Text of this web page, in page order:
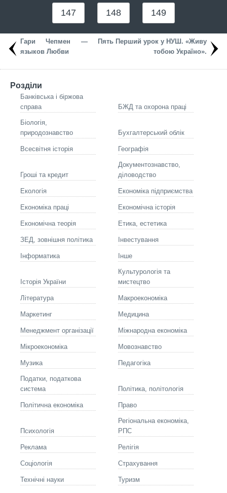
147 148 149
Гари Чепмен — Пять
языков Любви
Перший урок у НУШ. «Живу
тобою Україно».
Розділи
Банківська і біржова
справа
БЖД та охорона праці
Біологія,
природознавство
Бухгалтерський облік
Всесвітня історія Географія
Гроші та кредит
Документознавство,
діловодство
Екологія Економіка підприємства
Економіка праці Економічна історія
Економічна теорія Етика, естетика
ЗЕД, зовнішня політика Інвестування
Інформатика Інше
Історія України
Культурологія та
мистецтво
Літературa Макроекономіка
Маркетинг Медицина
Менеджмент організації Міжнародна економіка
Мікроекономіка Мовознавство
Музика Педагогіка
Податки, податкова
система
Політика, політологія
Політична економіка Право
Психологія
Регіональна економіка,
РПС
Реклама Релігія
Соціологія Страхування
Технічні науки Туризм